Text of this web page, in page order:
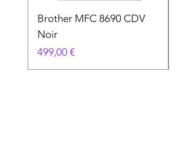
Brother MFC 8690 CDV
Noir
Prix
499,00 €